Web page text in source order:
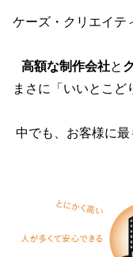
ケーズ・クリエイテ
高額な制作会社と
まさに「いいとこど
中でも、お客様に